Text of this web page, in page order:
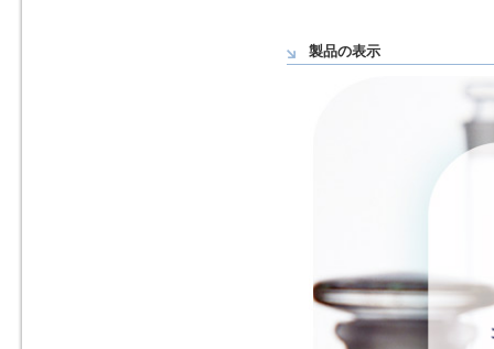
製品の表示